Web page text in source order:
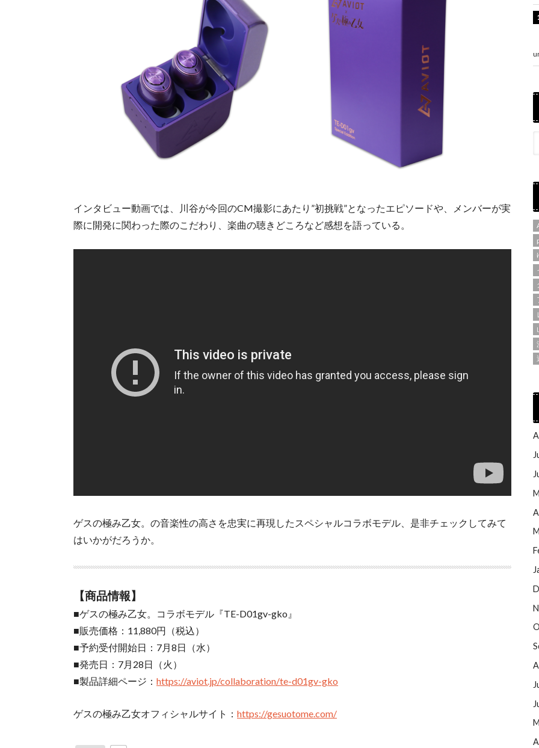
インタビュー動画では、川谷が今回のCM撮影にあたり”初挑戦”となったエピソードや、メンバーが実
際に開発に関わった際のこだわり、楽曲の聴きどころなど感想を語っている。
ゲスの極み乙女。の音楽性の高さを忠実に再現したスペシャルコラボモデル、是非チェックしてみて
はいかがだろうか。
【商品情報】
■ゲスの極み乙女。コラボモデル『TE-D01gv-gko』
■販売価格：11,880円（税込）
■予約受付開始日：7月8日（水）
■発売日：7月28日（火）
■製品詳細ページ： https://aviot.jp/collaboration/te-d01gv-gko
ゲスの極み乙女オフィシャルサイト： https://gesuotome.com/